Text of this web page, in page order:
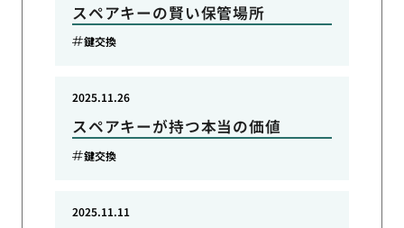
スペアキーの賢い保管場所
鍵交換
スペアキーが持つ本当の価値
2025.11.26
鍵交換
2025.11.11